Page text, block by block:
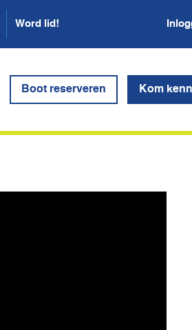
Word lid!
Boot reserveren Kom